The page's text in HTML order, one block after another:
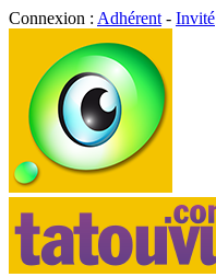
Connexion : Adhérent - Invité